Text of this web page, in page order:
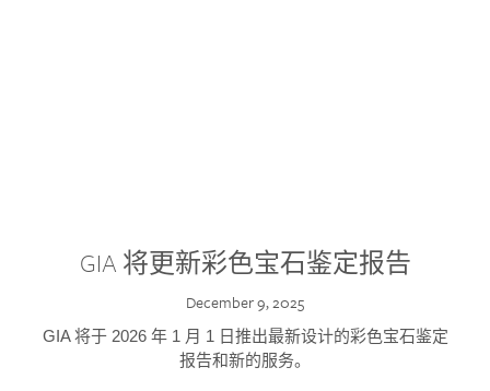
GIA 将更新彩色宝石鉴定报告
December 9, 2025
GIA 将于 2026 年 1 月 1 日推出最新设计的彩色宝石鉴定
报告和新的服务。